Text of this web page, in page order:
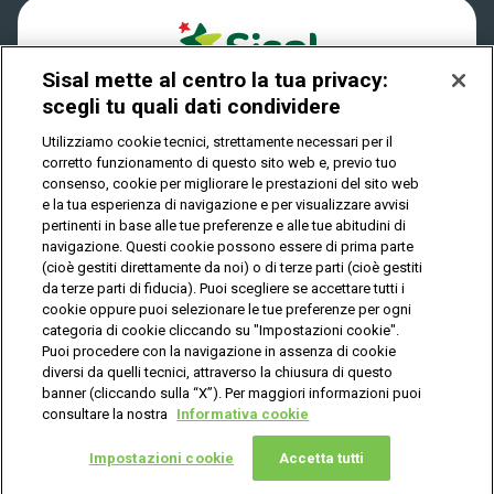
Vuoi giocare
online?
Come riscuotere
Privacy
IL GIOCO È VIETATO AI MINORI E PUÒ CAUSARE
DIPENDENZA PATOLOGICA
© Copyright Sisal Italia S.p.A. - P.I. 02433760135
Privacy Cookies
Mappa
del
sito
Sisal mette al centro la tua privacy:
scegli tu quali dati condividere
Utilizziamo cookie tecnici, strettamente necessari per il
corretto funzionamento di questo sito web e, previo tuo
consenso, cookie per migliorare le prestazioni del sito web
e la tua esperienza di navigazione e per visualizzare avvisi
pertinenti in base alle tue preferenze e alle tue abitudini di
navigazione. Questi cookie possono essere di prima parte
(cioè gestiti direttamente da noi) o di terze parti (cioè gestiti
da terze parti di fiducia). Puoi scegliere se accettare tutti i
cookie oppure puoi selezionare le tue preferenze per ogni
categoria di cookie cliccando su "Impostazioni cookie".
Puoi procedere con la navigazione in assenza di cookie
diversi da quelli tecnici, attraverso la chiusura di questo
banner (cliccando sulla “X”). Per maggiori informazioni puoi
consultare la nostra Informativa cookie
Impostazioni cookie Accetta tutti